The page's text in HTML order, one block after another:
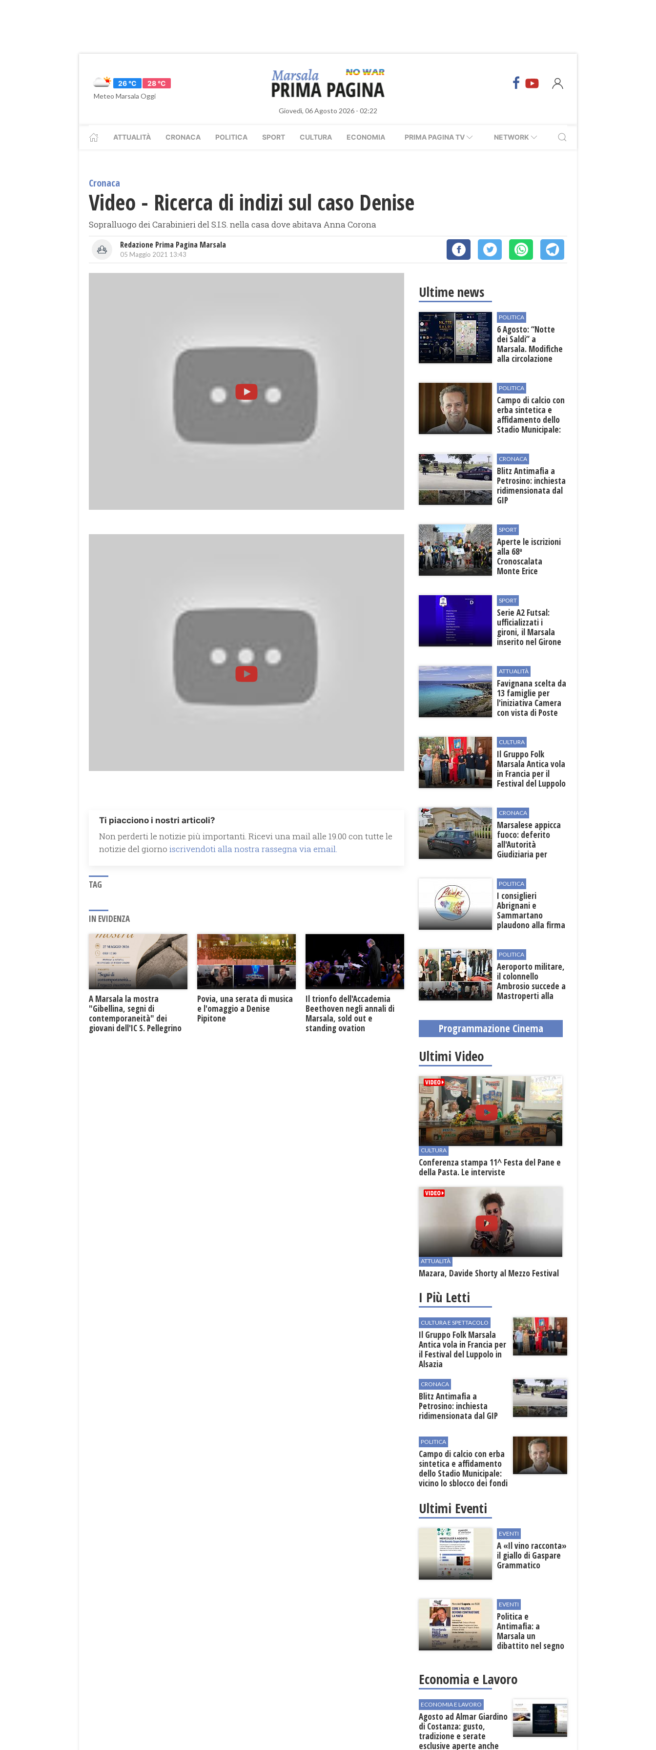
26 °C
28 °C
Meteo Marsala Oggi
Giovedì, 06 Agosto 2026 - 02:22
ATTUALITÀ CRONACA POLITICA SPORT CULTURA ECONOMIA PRIMA PAGINA TV NETWORK
Cronaca
Video - Ricerca di indizi sul caso Denise
Sopralluogo dei Carabinieri del S.I.S. nella casa dove abitava Anna Corona
Redazione Prima Pagina Marsala
05 Maggio 2021 13:43
Ti piacciono i nostri articoli?
Non perderti le notizie più importanti. Ricevi una mail alle 19.00 con tutte le
notizie del giorno iscrivendoti alla nostra rassegna via email.
TAG
IN EVIDENZA
A Marsala la mostra
"Gibellina, segni di
contemporaneità" dei
giovani dell'IC S. Pellegrino
Povia, una serata di musica
e l'omaggio a Denise
Pipitone
Il trionfo dell'Accademia
Beethoven negli annali di
Marsala, sold out e
standing ovation
Ultime news
POLITICA
6 Agosto: “Notte
dei Saldi” a
Marsala. Modifiche
alla circolazione
manifestazione
POLITICA
Campo di calcio con
erba sintetica e
affidamento dello
Stadio Municipale:
CRONACA
Blitz Antimafia a
Petrosino: inchiesta
ridimensionata dal
GIP
SPORT
Aperte le iscrizioni
alla 68ª
Cronoscalata
Monte Erice
SPORT
Serie A2 Futsal:
ufficializzati i
gironi, il Marsala
inserito nel Girone
ATTUALITÀ
Favignana scelta da
13 famiglie per
l'iniziativa Camera
con vista di Poste
CULTURA
Il Gruppo Folk
Marsala Antica vola
in Francia per il
Festival del Luppolo
CRONACA
Marsalese appicca
fuoco: deferito
all'Autorità
Giudiziaria per
POLITICA
I consiglieri
Abrignani e
Sammartano
plaudono alla firma
roghi
POLITICA
Aeroporto militare,
il colonnello
Ambrosio succede a
Mastroperti alla
Programmazione Cinema
Ultimi Video
CULTURA
Conferenza stampa 11^ Festa del Pane e
della Pasta. Le interviste
ATTUALITÀ
Mazara, Davide Shorty al Mezzo Festival
I Più Letti
CULTURA E SPETTACOLO
Il Gruppo Folk Marsala
Antica vola in Francia per
il Festival del Luppolo in
Alsazia
CRONACA
Blitz Antimafia a
Petrosino: inchiesta
ridimensionata dal GIP
POLITICA
Campo di calcio con erba
sintetica e affidamento
dello Stadio Municipale:
vicino lo sblocco dei fondi
Ultimi Eventi
EVENTI
A «Il vino racconta»
il giallo di Gaspare
Grammatico
EVENTI
Politica e
Antimafia: a
Marsala un
dibattito nel segno
Economia e Lavoro
ECONOMIA E LAVORO
Agosto ad Almar Giardino
di Costanza: gusto,
tradizione e serate
esclusive aperte anche